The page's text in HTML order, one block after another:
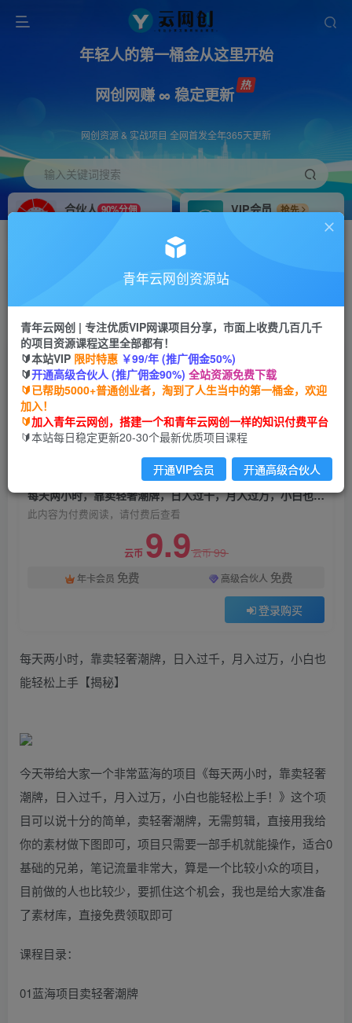
年轻人的第一桶金从这里开始
网创网赚 ∞ 稳定更新
网创资源 & 实战项目 全网首发全年365天更新
输入关键词搜索
合伙人 90%分佣
VIP会员
抢先
搭建同款网站，自己当老板
首页 创业课程 会员免费 正文
每天两小时，靠卖轻奢潮牌，日入过千，月入过
万，小白也能轻松上手【揭秘】
青年云网创
2年前发布
关注 私信
每天两小时，靠卖轻奢潮牌，日入过千，月入过万，小白也能轻松上手【揭秘】
此内容为付费阅读，请付费后查看
云币 9.9云币99
年卡会员 免费 高级合伙人 免费
登录购买
每天两小时，靠卖轻奢潮牌，日入过千，月入过万，小白也
能轻松上手【揭秘】
今天带给大家一个非常蓝海的项目《每天两小时，靠卖轻奢
潮牌，日入过千，月入过万，小白也能轻松上手！》这个项
目可以说十分的简单，卖轻奢潮牌，无需剪辑，直接用我给
你的素材做下图即可，项目只需要一部手机就能操作，适合0
基础的兄弟，笔记流量非常大，算是一个比较小众的项目，
目前做的人也比较少，要抓住这个机会，我也是给大家准备
了素材库，直接免费领取即可
课程目录：
01蓝海项目卖轻奢潮牌
青年云网创资源站
青年云网创 | 专注优质VIP网课项目分享，市面上收费几百几千
的项目资源课程这里全部都有！
🔰本站VIP 限时特惠 ￥99/年 (推广佣金50%)
🔰开通高级合伙人 (推广佣金90%) 全站资源免费下载
🔰已帮助5000+普通创业者，淘到了人生当中的第一桶金，欢迎
加入！
🔰加入青年云网创，搭建一个和青年云网创一样的知识付费平台
🔰本站每日稳定更新20-30个最新优质项目课程
开通VIP会员 开通高级合伙人